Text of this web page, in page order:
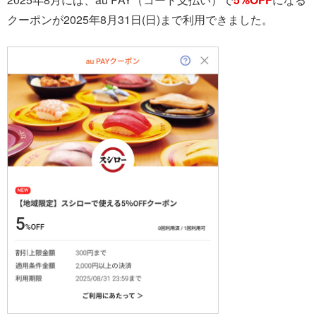
クーポンが2025年8月31日(日)まで利用できました。